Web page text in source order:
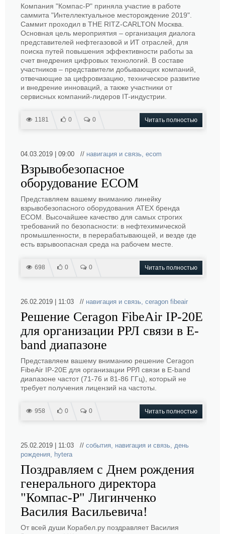
Компания "Компас-Р" приняла участие в работе
саммита "Интеллектуальное месторождение 2019".
Саммит проходил в THE RITZ-CARLTON Москва.
Основная цель мероприятия – организация диалога
представителей нефтегазовой и ИТ отраслей, для
поиска путей повышения эффективности работы за
счет внедрения цифровых технологий. В составе
участников – представители добывающих компаний,
отвечающие за цифровизацию, техническое развитие
и внедрение инноваций, а также участники от
сервисных компаний-лидеров IT-индустрии.
1181 0 0 Читать полностью
04.03.2019 | 09:00 // навигация и связь, ecom
Взрывобезопасное
оборудование ECOM
Представляем вашему вниманию линейку
взрывобезопасного оборудования ATEX бренда
ECOM. Высочайшее качество для самых строгих
требований по безопасности: в нефтехимической
промышленности, в перерабатывающей, и везде где
есть взрывоопасная среда на рабочем месте.
698 0 0 Читать полностью
26.02.2019 | 11:03 // навигация и связь, ceragon fibeair
Решение Ceragon FibeAir IP-20E
для организации РРЛ связи в E-
band диапазоне
Представляем вашему вниманию решение Ceragon
FibeAir IP-20E для организации РРЛ связи в E-band
диапазоне частот (71-76 и 81-86 ГГц), который не
требует получения лицензий на частоты.
958 0 0 Читать полностью
25.02.2019 | 11:03 // события, навигация и связь, день
рождения, hytera
Поздравляем с Днем рождения
генерального директора
"Компас-Р" Лигинченко
Василия Васильевича!
От всей души Корабел.ру поздравляет Василия